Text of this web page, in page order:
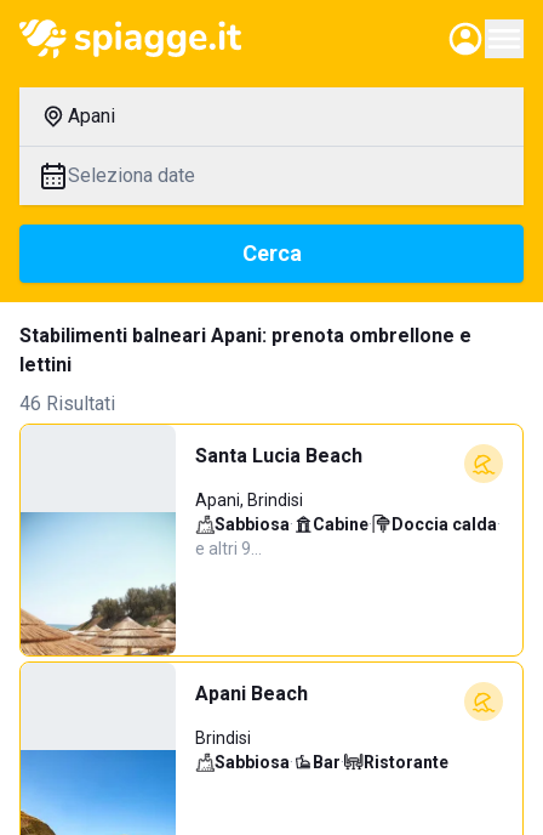
Apani
Seleziona date
Cerca
Stabilimenti balneari Apani: prenota ombrellone e
lettini
46 Risultati
Santa Lucia Beach
Apani, Brindisi
Sabbiosa· Cabine· Doccia calda·
e altri 9…
Apani Beach
Brindisi
Sabbiosa· Bar· Ristorante